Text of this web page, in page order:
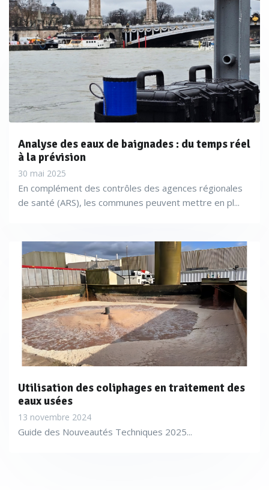
Analyse des eaux de baignades : du temps réel
à la prévision
30 mai 2025
En complément des contrôles des agences régionales
de santé (ARS), les communes peuvent mettre en pl...
Utilisation des coliphages en traitement des
eaux usées
13 novembre 2024
Guide des Nouveautés Techniques 2025...